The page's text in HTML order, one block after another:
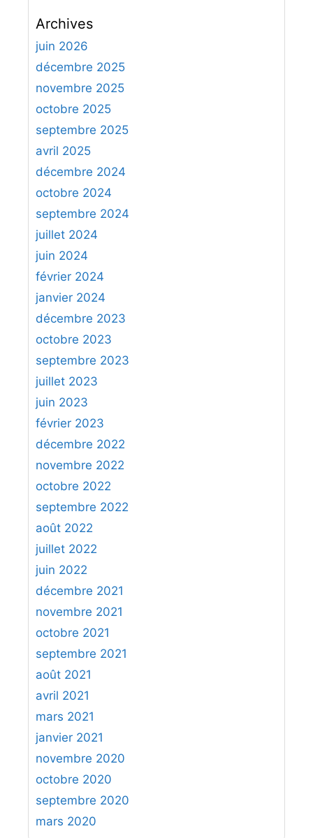
h
e
r
h
e
r
:
Archives
juin 2026
décembre 2025
novembre 2025
octobre 2025
septembre 2025
avril 2025
décembre 2024
octobre 2024
septembre 2024
juillet 2024
juin 2024
février 2024
janvier 2024
décembre 2023
octobre 2023
septembre 2023
juillet 2023
juin 2023
février 2023
décembre 2022
novembre 2022
octobre 2022
septembre 2022
août 2022
juillet 2022
juin 2022
décembre 2021
novembre 2021
octobre 2021
septembre 2021
août 2021
avril 2021
mars 2021
janvier 2021
novembre 2020
octobre 2020
septembre 2020
mars 2020